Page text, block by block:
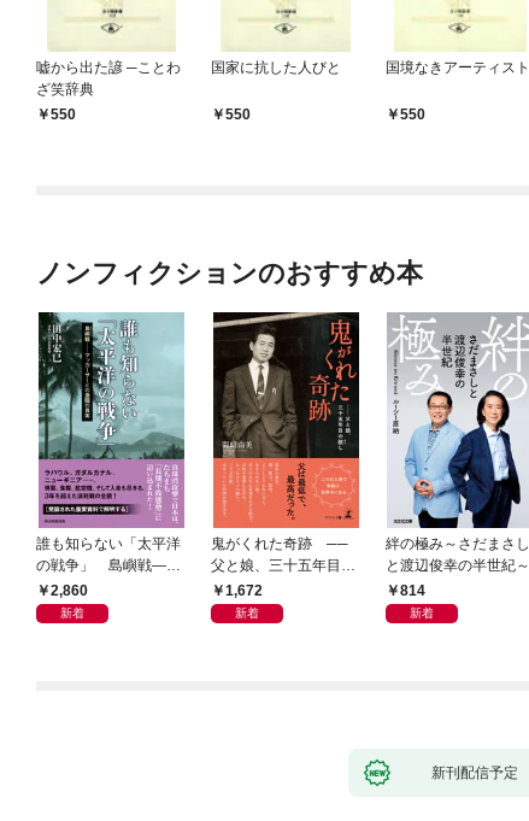
嘘から出た諺 ─ことわ
ざ笑辞典
550
国家に抗した人びと
550
国境なきアーティスト
550
ノンフィクションのおすすめ本
誰も知らない「太平洋
の戦争」 島嶼戦――
マッカーサーとの激闘
の真実
2,860
新着
鬼がくれた奇跡 ──
父と娘、三十五年目の
赦し1,672
新着
絆の極み～さだまさし
と渡辺俊幸の半世紀～
814
新着
新刊配信予定